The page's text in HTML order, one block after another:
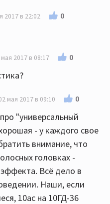
2017 в 22:02 0
мая 2017 в 08:17 0
мая 2017 в 09:10 0
"универсальный
- у каждого свое
внимание, что
головках -
Всё дело в
Наши, если
10ас на 10ГД-36